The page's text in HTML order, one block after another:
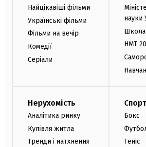
Найцікавіші фільми
Українські фільми
Фільми на вечір
Комедії
Серіали
науки
Школа
НМТ
Нерухомість
Аналітика ринку
Купівля житла
Тренди і натхнення
Спорт
Бокс
Теніс